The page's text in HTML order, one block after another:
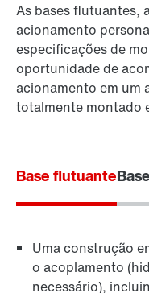
As bases flutuantes,
acionamento
especificações de
oportunidade de
acionamento em um
totalmente montado
Base flutuante
Uma construção
o acoplamento
necessário),